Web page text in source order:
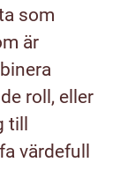
som
är
roll , eller
värdefull